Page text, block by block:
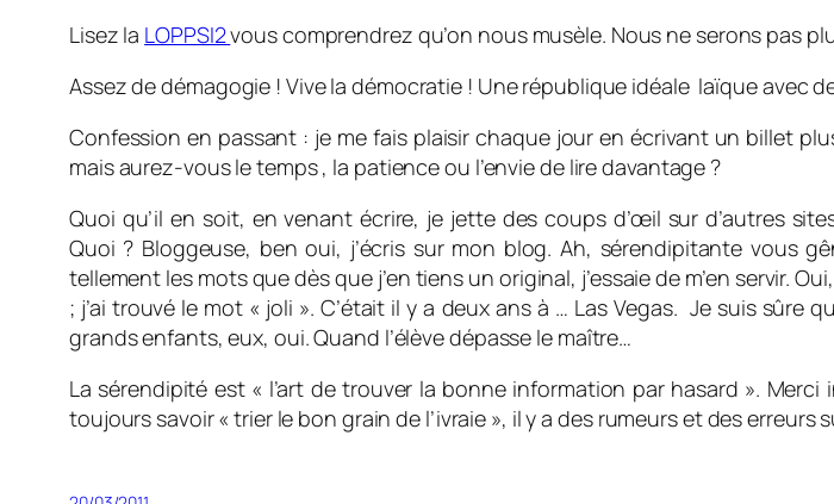
Lisez la LOPPSI2vous comprendrez qu’on nous musèle. Nous ne serons pas
Assez de démagogie ! Vive la démocratie ! Une république idéale laïque avec
Confession en passant : je me fais plaisir chaque jour en écrivant un billet
mais aurez-vous le temps , la patience ou l’envie de lire davantage ?
Quoi qu’il en soit, en venant écrire, je jette des coups d’œil sur d’autres
Quoi ? Bloggeuse, ben oui, j’écris sur mon blog. Ah, sérendipitante vous
tellement les mots que dès que j’en tiens un original, j’essaie de m’en servir.
; j’ai trouvé le mot « joli ». C’était il y a deux ans à … Las Vegas. Je suis sûre
grands enfants, eux, oui. Quand l’élève dépasse le maître…
La sérendipité est « l’art de trouver la bonne information par hasard ».
toujours savoir « trier le bon grain de l’ivraie », il y a des rumeurs et des erreurs